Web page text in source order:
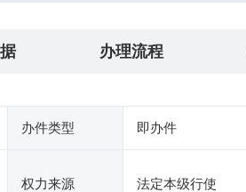
办理流程
办件类型 即办件
权力来源 法定本级行使